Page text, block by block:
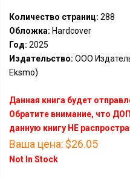
Количество страниц: 288
Обложка: Hardcover
Год: 2025
Издательство: ООО
Eksmo)
Данная книга будет
Обратите внимание, что
данную книгу НЕ
Ваша цена: $26.05
Not In Stock